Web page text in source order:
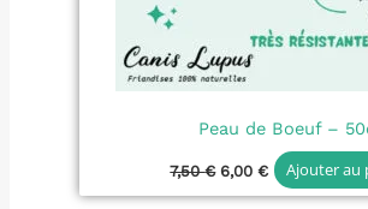
Peau de Boeuf –
7,50€ 6,00€ Ajouter au